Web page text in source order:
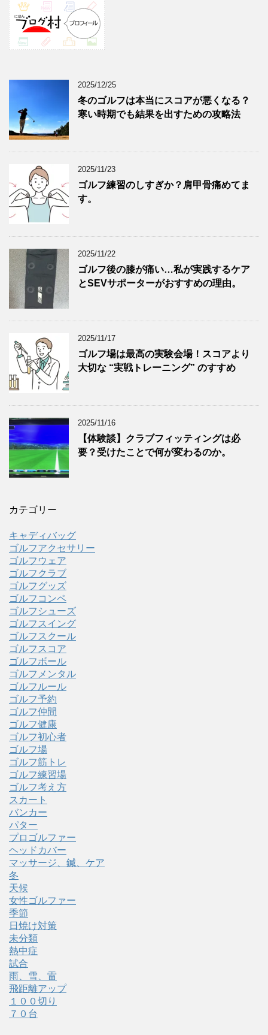
2025/12/25
冬のゴルフは本当にスコアが悪くなる？
寒い時期でも結果を出すための攻略法
2025/11/23
ゴルフ練習のしすぎか？肩甲骨痛めてま
す。
2025/11/22
ゴルフ後の膝が痛い…私が実践するケア
とSEVサポーターがおすすめの理由。
2025/11/17
ゴルフ場は最高の実験会場！スコアより
大切な “実戦トレーニング” のすすめ
2025/11/16
【体験談】クラブフィッティングは必
要？受けたことで何が変わるのか。
カテゴリー
キャディバッグ
ゴルフアクセサリー
ゴルフウェア
ゴルフクラブ
ゴルフグッズ
ゴルフコンペ
ゴルフシューズ
ゴルフスイング
ゴルフスクール
ゴルフスコア
ゴルフボール
ゴルフメンタル
ゴルフルール
ゴルフ予約
ゴルフ仲間
ゴルフ健康
ゴルフ初心者
ゴルフ場
ゴルフ筋トレ
ゴルフ練習場
ゴルフ考え方
スカート
バンカー
パター
プロゴルファー
ヘッドカバー
マッサージ、鍼、ケア
冬
天候
女性ゴルファー
季節
日焼け対策
未分類
熱中症
試合
雨、雪、雷
飛距離アップ
１００切り
７０台